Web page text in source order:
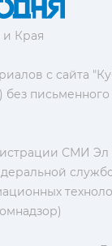
и Края
с сайта
СМИ